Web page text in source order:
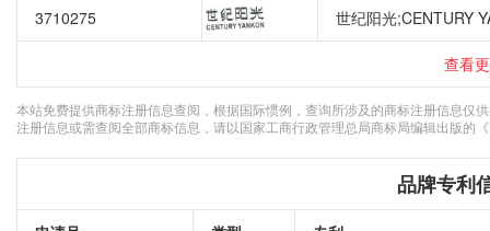
3710275 世纪阳光;CENTURY
查看
本站免费提供商标注册信息查阅，根据国际惯例，查询所涉及的商标注册信息仅
注册信息或需查阅全部商标信息，请以国家工商行政管理总局商标局编辑出版的
品牌专利